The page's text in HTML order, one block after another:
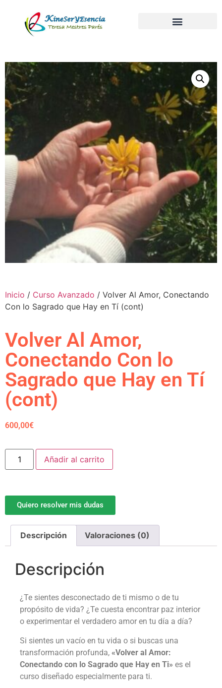
Inicio / Curso Avanzado / Volver Al Amor, Conectando
Con lo Sagrado que Hay en Tí (cont)
Volver Al Amor,
Conectando Con lo
Sagrado que Hay en Tí
(cont)
600,00€
Añadir al carrito
Quiero resolver mis dudas
Descripción Valoraciones (0)
Descripción
¿Te sientes desconectado de ti mismo o de tu
propósito de vida? ¿Te cuesta encontrar paz interior
o experimentar el verdadero amor en tu día a día?
Si sientes un vacío en tu vida o si buscas una
transformación profunda, «Volver al Amor:
Conectando con lo Sagrado que Hay en Ti» es el
curso diseñado especialmente para ti.